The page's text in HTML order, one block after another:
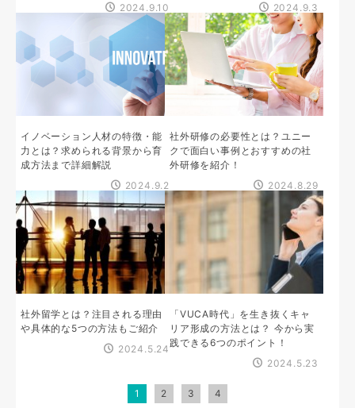
2024.9.10
2024.9.3
イノベーション人材の特徴・能
力とは？求められる背景から育
成方法まで詳細解説
2024.9.2
社外研修の必要性とは？ユニー
クで面白い事例とおすすめの社
外研修を紹介！
2024.8.29
社外留学とは？注目される理由
や具体的な5つの方法もご紹介
2024.5.24
「VUCA時代」を生き抜くキャ
リア形成の方法とは？ 今から実
践できる6つのポイント！
2024.5.23
1 2 3 4